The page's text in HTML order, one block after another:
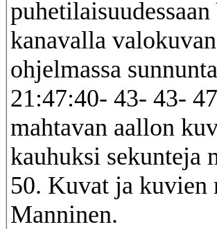
kanavalla
ohjelmassa
21:47:40- 43- 43-
mahtavan aallon
kauhuksi sekunteja
50. Kuvat ja kuvien
Manninen.